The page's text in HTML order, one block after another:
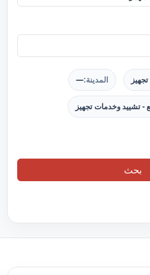
المدينة:—
- تشييد وخدمات تجهيز
بحث